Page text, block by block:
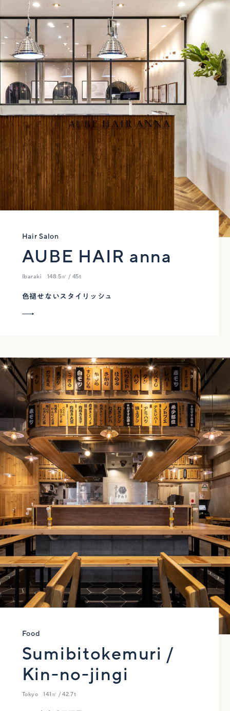
Hair Salon
AUBE HAIR anna
Ibaraki 148.5㎡ / 45t
色褪せないスタイリッシュ
Food
Sumibitokemuri /
Kin-no-jingi
Tokyo 141㎡ / 42.7t